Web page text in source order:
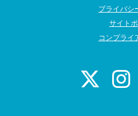
プライバシ
サイト
コンプライ